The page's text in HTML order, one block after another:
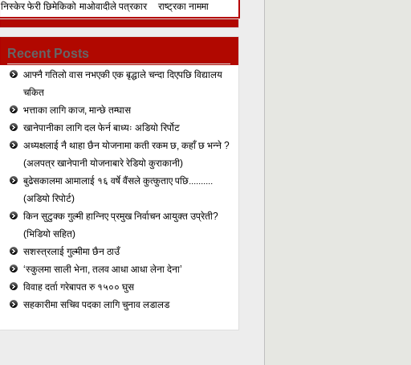
निस्केर फेरी छिमेकिको माओवादीले पत्रकार
राष्ट्रका नाममा
Recent Posts
आफ्नै गतिलो वास नभएकी एक बृद्धाले चन्दा दिएपछि विद्यालय
चकित
भत्ताका लागि काज, मान्छे तम्घास
खानेपानीका लागि दल फेर्न बाध्यः अडियो रिर्पोट
अध्यक्षलाई नै थाहा छैन योजनामा कती रकम छ, कहाँ छ भन्ने ?
(अलपत्र खानेपानी योजनाबारे रेडियो कुराकानी)
बुढेसकालमा आमालाई १६ वर्षे वैंसले कुत्कुताए पछि..........
(अडियो रिपोर्ट)
किन सुटुक्क गुल्मी हान्निए प्रमुख निर्वाचन आयुक्त उप्रेती?
(भिडियो सहित)
सशस्त्रलाई गुल्मीमा छैन ठाउँ
‘स्कुलमा साली भेना, तलव आधा आधा लेना देना’
विवाह दर्ता गरेबापत रु १५०० घुस
सहकारीमा सचिव पदका लागि चुनाव लडालड